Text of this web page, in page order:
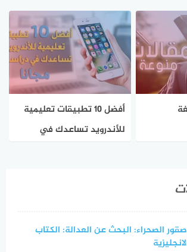
أفضل 10 تطبيقات تعليمية
للأندرويد تساعدك في
الصحراء: البحث عن العدالة: الكتاب